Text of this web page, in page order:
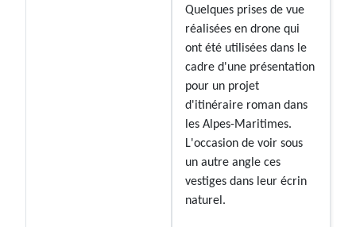
Quelques prises de vue
réalisées en drone qui
ont été utilisées dans le
cadre d'une présentation
pour un projet
d'itinéraire roman dans
les Alpes-Maritimes.
L'occasion de voir sous
un autre angle ces
vestiges dans leur écrin
naturel.